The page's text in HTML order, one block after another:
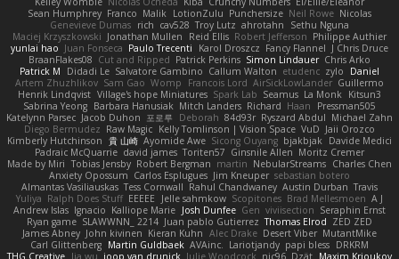
Sean Humphrey Franco Malik LotionZulu Punchersize Neil Rowe Nicolas
Genevieve Dumas rich cav528 Troy Lutz ahrotahn
Sethu Nguna
Maciej Krzyszkowski Jonathan Mullen Reid Ellis Robert Jefferson Philippe Authier
yunlai hao Juan Fonseca Paulo Trecenti Karol Droszcz Fancy Flannel J Chris Druce
BraanFlakes08 Cut and Ripped Patrick Perkins Simon Lindauer Chris Arko
Patrick M
Didadi Le Salvatore Gambino Callum Walton etudenc zylo
Daniel
Artem Zhuzhlikov Sam Gao Womp Francois Lord AirSickLowLander Guillermo
Henrik Lindqvist Village's hope Miniatures Spark Lab Seamus La Monk
Kitsun3
Sabrina Yeong Barbara Hanusiak Mitch Landers Richard Haan
Pressman505
Katelynn Parsec Jacob Duhon 포로루 Deborah 84d93r Ryszard Abdul Michael Zahn
Diego Bermudez Raw Magic Kelly Tomlinson | Vision Space VuD Jaii Orozco
Kimberly Hutchinson 貴 山崎 Ayomide Awe Sicong Ouyang bjakbjak
Davide Medici
Padraic McQuarrie david james Toriten57 Ginsnile Allen Moritz Cremer
Made by Miri Tobias Jensby Robert Bergman martin NebularStreams Charles Chen
Anxiety Opossum Carlos Esplugues Jim Kneuper sebastian botero
Almantas Vasiliauskas Tess Cornwall Rahul Chandwaney Austin Durban Travis
Yuliya Ralph Does Stuff EEEEE Jelle sahmkow Scopitones Brad Mellesmoen A J
Andrew Islas Ignacio Kalliope Marie Josh Dunfee Gen viviisection Seraphin Ernst
Ryan game SLAWWNN_ 2214 Juan pablo Gutierrez Thomas Elrod ZED ZED
James Abney John kivinen Kieran Kuhn Alec Drake Desert Viber MutantMike
Carl Glittenberg Martin Guldbaek AVAinc. Lariotjandy papi bless DRKRM
THG Creative lia wu joop van drunick Julie Woodcock nic96 Dzät Maxim Krioukov